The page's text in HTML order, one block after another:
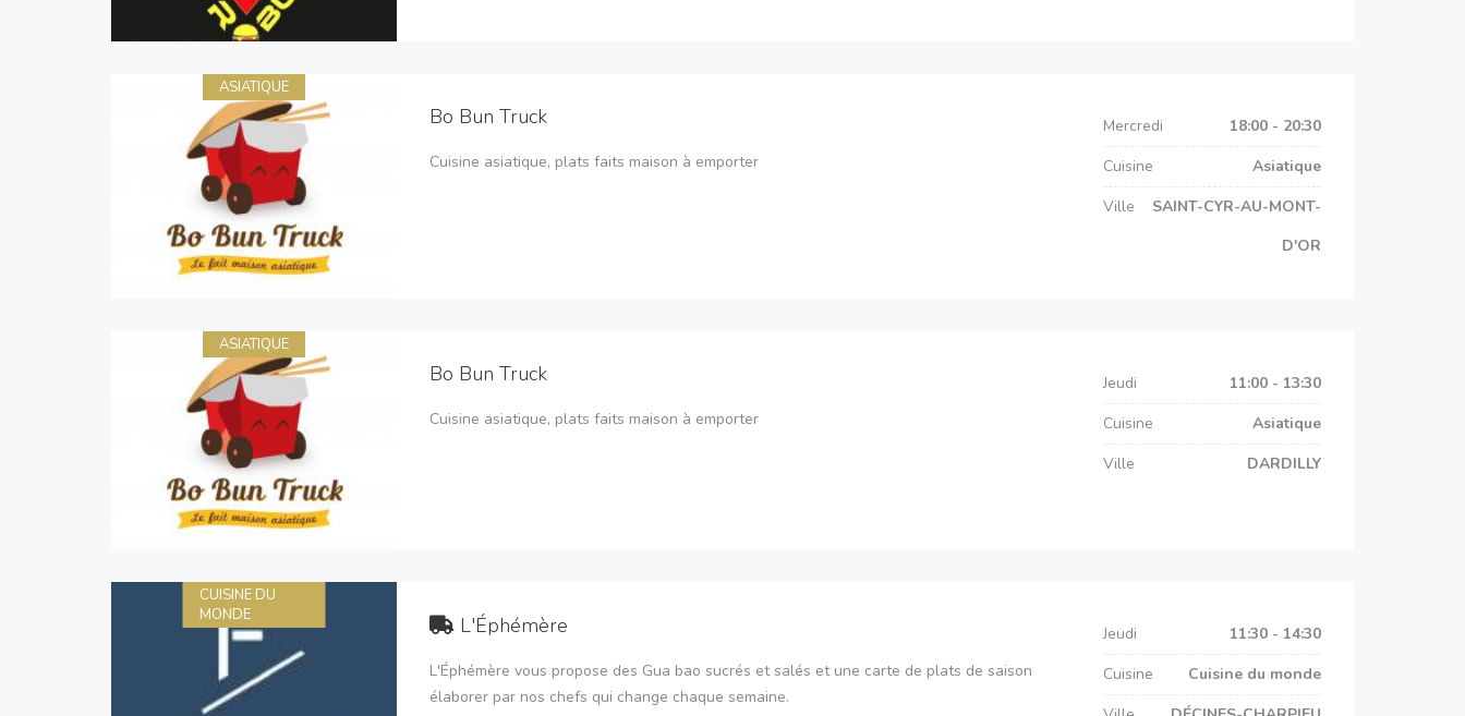
ASIATIQUE
Bo Bun Truck
Cuisine asiatique, plats faits maison à emporter
Mercredi
18:00 - 20:30
Cuisine
Asiatique
Ville
SAINT-CYR-AU-MONT-
D'OR
ASIATIQUE
Bo Bun Truck
Cuisine asiatique, plats faits maison à emporter
Jeudi
11:00 - 13:30
Cuisine
Asiatique
Ville
DARDILLY
CUISINE DU
MONDE
L'Éphémère
L'Éphémère vous propose des Gua bao sucrés et salés et une carte de plats de saison
élaborer par nos chefs qui change chaque semaine.
Jeudi
11:30 - 14:30
Cuisine
Cuisine du monde